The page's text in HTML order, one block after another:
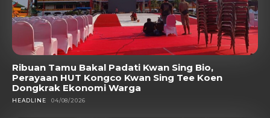
Ribuan Tamu Bakal Padati Kwan Sing Bio,
Perayaan HUT Kongco Kwan Sing Tee Koen
Dongkrak Ekonomi Warga
HEADLINE 04/08/2026